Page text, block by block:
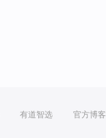
有道智选 官方博客